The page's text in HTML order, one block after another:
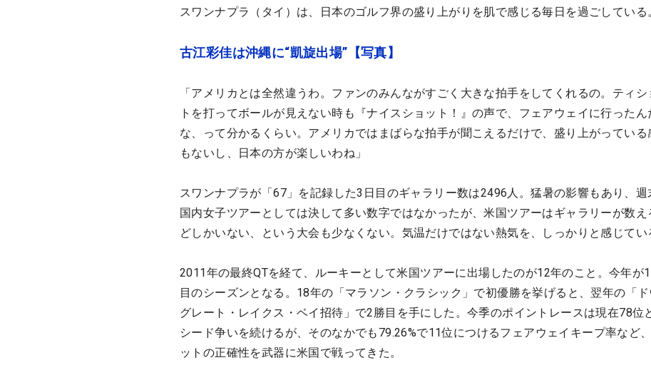
スワンナプラ（タイ）は、日本のゴルフ界の盛り上がりを肌で感じる毎日を過ごしている
古江彩佳は沖縄に“凱旋出場”【写真】
「アメリカとは全然違うわ。ファンのみんながすごく大きな拍手をしてくれるの。ティシ
トを打ってボールが見えない時も『ナイスショット！』の声で、フェアウェイに行ったん
な、って分かるくらい。アメリカではまばらな拍手が聞こえるだけで、盛り上がっている
もないし、日本の方が楽しいわね」
スワンナプラが「67」を記録した3日目のギャラリー数は2496人。猛暑の影響もあり、週
国内女子ツアーとしては決して多い数字ではなかったが、米国ツアーはギャラリーが数え
どしかいない、という大会も少なくない。気温だけではない熱気を、しっかりと感じてい
2011年の最終QTを経て、ルーキーとして米国ツアーに出場したのが12年のこと。今年が
目のシーズンとなる。18年の「マラソン・クラシック」で初優勝を挙げると、翌年の「ド
グレート・レイクス・ベイ招待」で2勝目を手にした。今季のポイントレースは現在78位
シード争いを続けるが、そのなかでも79.26%で11位につけるフェアウェイキープ率など
ットの正確性を武器に米国で戦ってきた。